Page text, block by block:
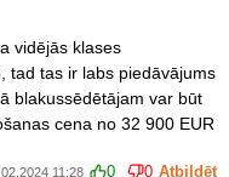
vidējās klases
tad tas ir labs piedāvājums
blakussēdētājam var būt
cena no 32 900 EUR
11:28 0 0 Atbildēt